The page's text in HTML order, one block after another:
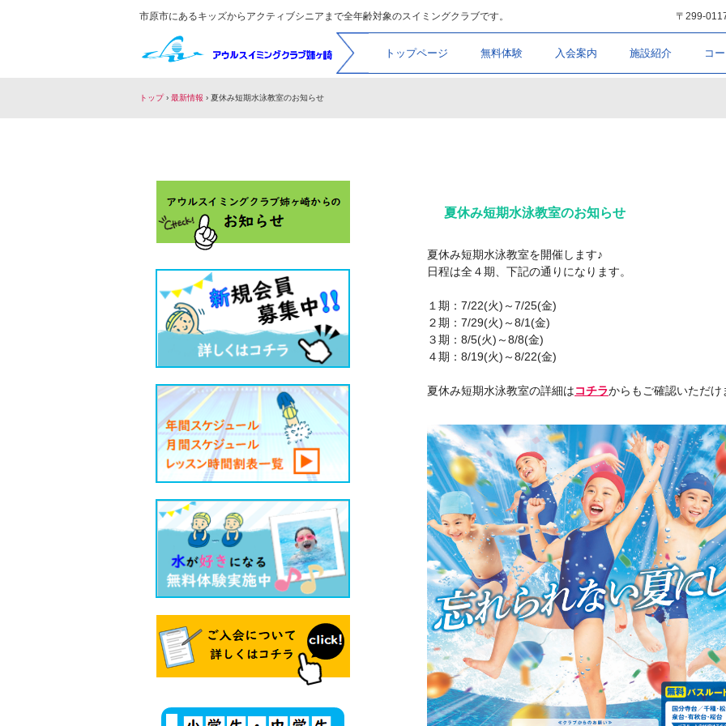
市原市にあるキッズからアクティブシニアまで全年齢対象のスイミングクラブです。 〒299-
トップページ 無料体験 入会案内 施設紹介 コ
トップ › 最新情報 › 夏休み短期水泳教室のお知らせ
夏休み短期水泳教室のお知らせ
夏休み短期水泳教室を開催します♪
日程は全４期、下記の通りになります。
１期：7/22(火)～7/25(金)
２期：7/29(火)～8/1(金)
３期：8/5(火)～8/8(金)
４期：8/19(火)～8/22(金)
夏休み短期水泳教室の詳細はコチラからもご確認いただけ